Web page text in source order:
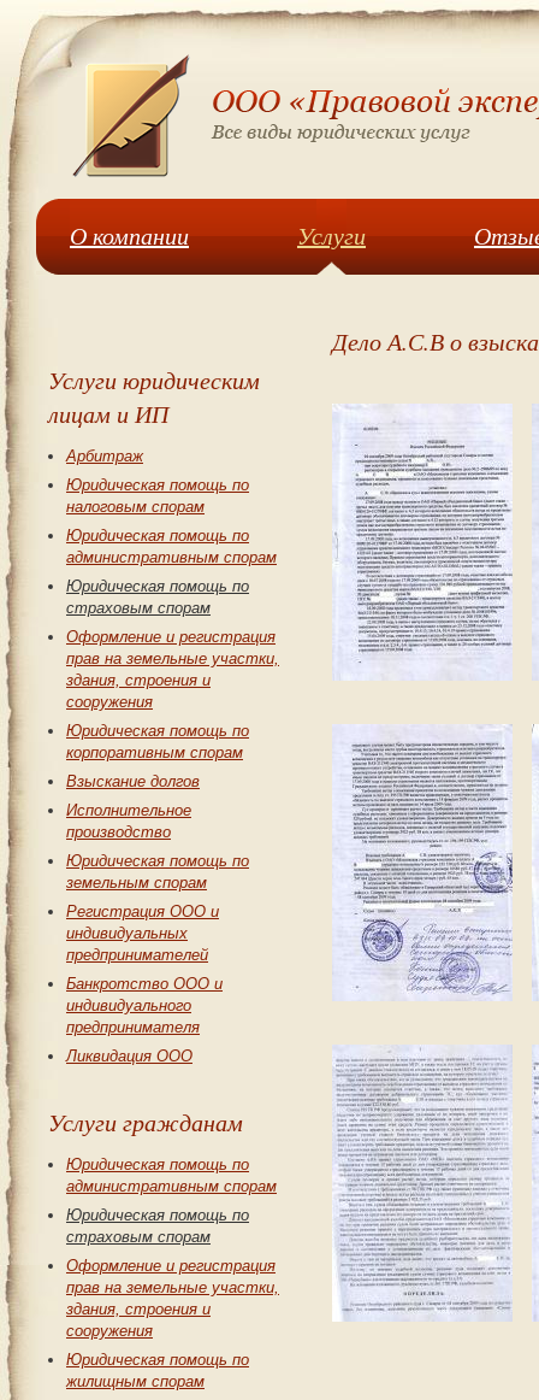
О компании Услуги
Дело А.С.В о
Услуги юридическим
лицам и ИП
Арбитраж
Юридическая помощь по
налоговым спорам
Юридическая помощь по
административным спорам
Юридическая помощь по
страховым спорам
Оформление и регистрация
прав на земельные участки,
здания, строения и
сооружения
Юридическая помощь по
корпоративным спорам
Взыскание долгов
Исполнительное
производство
Юридическая помощь по
земельным спорам
Регистрация ООО и
индивидуальных
предпринимателей
Банкротство ООО и
индивидуального
предпринимателя
Ликвидация ООО
Услуги гражданам
Юридическая помощь по
административным спорам
Юридическая помощь по
страховым спорам
Оформление и регистрация
прав на земельные участки,
здания, строения и
сооружения
Юридическая помощь по
жилищным спорам